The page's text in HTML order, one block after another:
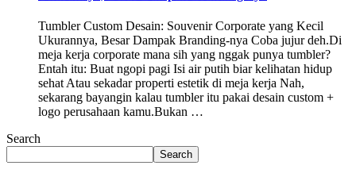
Tumbler Custom Desain: Souvenir Corporate yang Kecil
Ukurannya, Besar Dampak Branding-nya Coba jujur deh.Di
meja kerja corporate mana sih yang nggak punya tumbler?
Entah itu: Buat ngopi pagi Isi air putih biar kelihatan hidup
sehat Atau sekadar properti estetik di meja kerja Nah,
sekarang bayangin kalau tumbler itu pakai desain custom +
logo perusahaan kamu.Bukan …
Search
Search